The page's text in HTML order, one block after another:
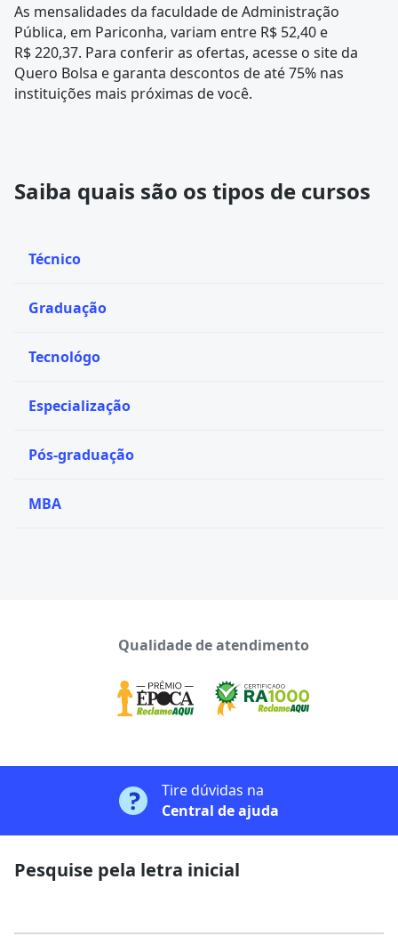
As mensalidades da faculdade de Administração
Pública, em Pariconha, variam entre R$ 52,40 e
R$ 220,37. Para conferir as ofertas, acesse o site da
Quero Bolsa e garanta descontos de até 75% nas
instituições mais próximas de você.
Saiba quais são os tipos de cursos
Técnico
Graduação
Tecnológo
Especialização
Pós-graduação
MBA
Qualidade de atendimento
Tire dúvidas na
Central de ajuda
Pesquise pela letra inicial